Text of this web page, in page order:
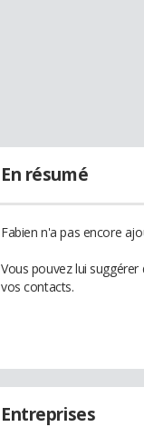
En résumé
Fabien n'a pas encore
Vous pouvez lui
vos contacts.
Entreprises